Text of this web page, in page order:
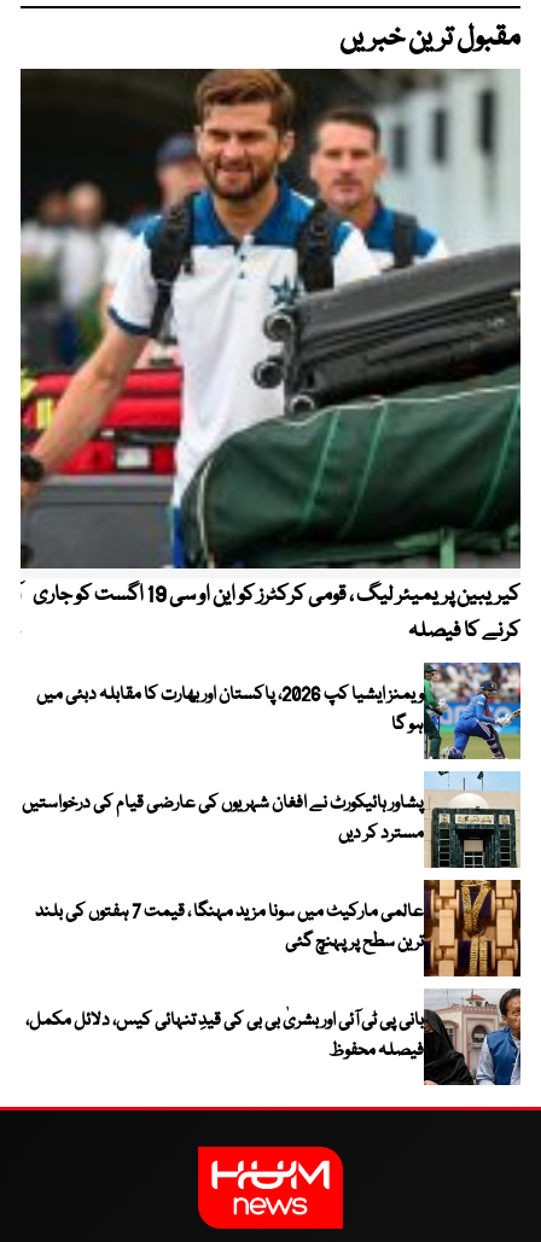
مقبول ترین خبریں
کیریبین پریمیئر لیگ ، قومی کرکٹرز کو این او سی 19 اگست کو جاری
کرنے کا فیصلہ
ویمنز ایشیا کپ 2026، پاکستان اور بھارت کا مقابلہ دبئی میں
ہو گا
پشاور ہائیکورٹ نے افغان شہریوں کی عارضی قیام کی درخواستیں
مسترد کر دیں
عالمی مارکیٹ میں سونا مزید مہنگا ، قیمت 7 ہفتوں کی بلند
ترین سطح پر پہنچ گئی
بانی پی ٹی آئی اور بشریٰ بی بی کی قیدِ تنہائی کیس، دلائل مکمل،
فیصلہ محفوظ